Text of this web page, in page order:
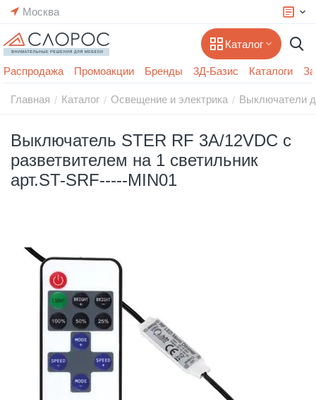
Москва
Каталог
Распродажа Промоакции Бренды 3Д-Базис Каталоги
Главная / Каталог / Освещение и электрика / Выключатели
Выключатель STER RF 3A/12VDC с
разветвителем на 1 светильник
арт.ST-SRF-----MIN01